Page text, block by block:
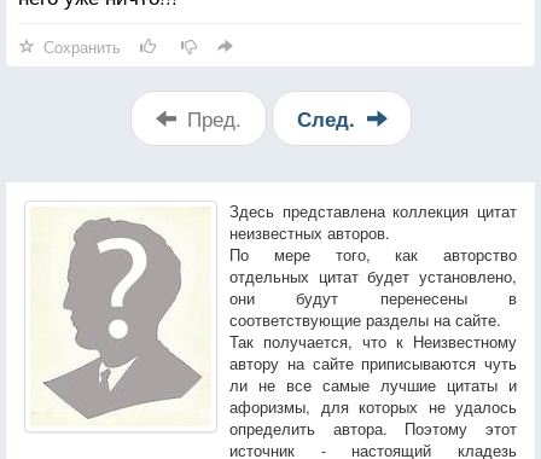
Сохранить
Пред. След.
Здесь представлена коллекция цитат
неизвестных авторов.
По мере того, как авторство
отдельных цитат будет установлено,
они будут перенесены в
соответствующие разделы на сайте.
Так получается, что к Неизвестному
автору на сайте приписываются чуть
ли не все самые лучшие цитаты и
афоризмы, для которых не удалось
определить автора. Поэтому этот
источник - настоящий кладезь